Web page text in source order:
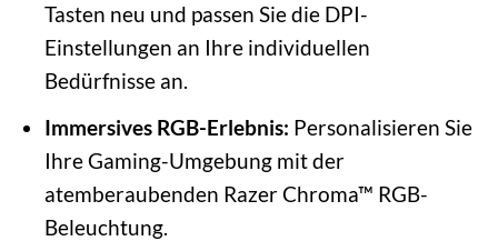
Tasten neu und passen Sie die DPI-
Einstellungen an Ihre individuellen
Bedürfnisse an.
Immersives RGB-Erlebnis: Personalisieren Sie
Ihre Gaming-Umgebung mit der
atemberaubenden Razer Chroma™ RGB-
Beleuchtung.